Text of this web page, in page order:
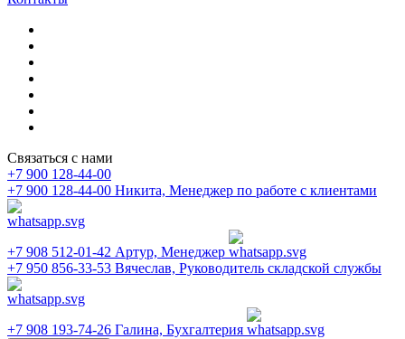
Связаться с нами
+7 900 128-44-00
+7 900 128-44-00 Никита, Менеджер по работе с клиентами
+7 908 512-01-42 Артур, Менеджер
+7 950 856-33-53 Вячеслав, Руководитель складской службы
+7 908 193-74-26 Галина, Бухгалтерия